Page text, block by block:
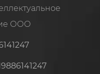
ООО